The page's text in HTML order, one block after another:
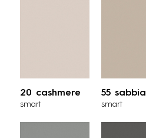
20 cashmere
smart
55 sabbia
smart